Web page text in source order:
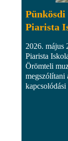
Piarista
2026. május
Piarista
Örömteli
megszólítani